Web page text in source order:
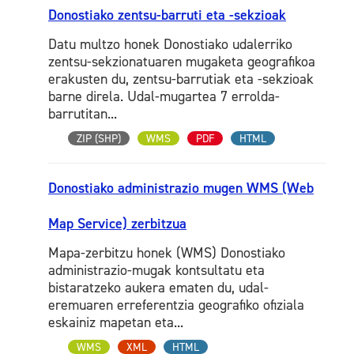
Donostiako zentsu-barruti eta -sekzioak
Datu multzo honek Donostiako udalerriko
zentsu-sekzionatuaren mugaketa geografikoa
erakusten du, zentsu-barrutiak eta -sekzioak
barne direla. Udal-mugartea 7 errolda-
barrutitan...
ZIP (SHP) WMS PDF HTML
Donostiako administrazio mugen WMS (Web
Map Service) zerbitzua
Mapa-zerbitzu honek (WMS) Donostiako
administrazio-mugak kontsultatu eta
bistaratzeko aukera ematen du, udal-
eremuaren erreferentzia geografiko ofiziala
eskainiz mapetan eta...
WMS XML HTML